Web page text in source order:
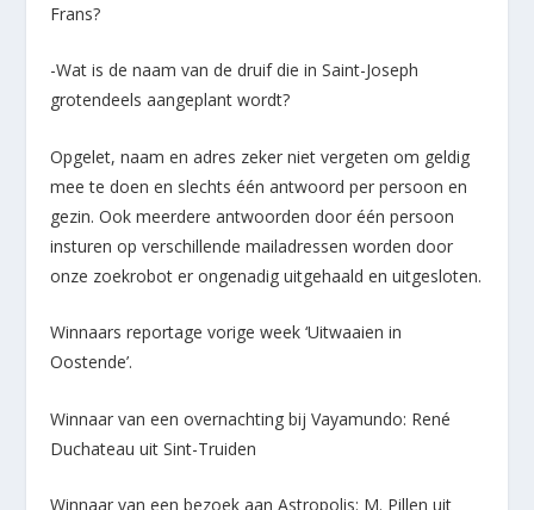
Frans?
-Wat is de naam van de druif die in Saint-Joseph
grotendeels aangeplant wordt?
Opgelet, naam en adres zeker niet vergeten om geldig
mee te doen en slechts één antwoord per persoon en
gezin. Ook meerdere antwoorden door één persoon
insturen op verschillende mailadressen worden door
onze zoekrobot er ongenadig uitgehaald en uitgesloten.
Winnaars reportage vorige week ‘Uitwaaien in
Oostende’.
Winnaar van een overnachting bij Vayamundo: René
Duchateau uit Sint-Truiden
Winnaar van een bezoek aan Astropolis: M. Pillen uit